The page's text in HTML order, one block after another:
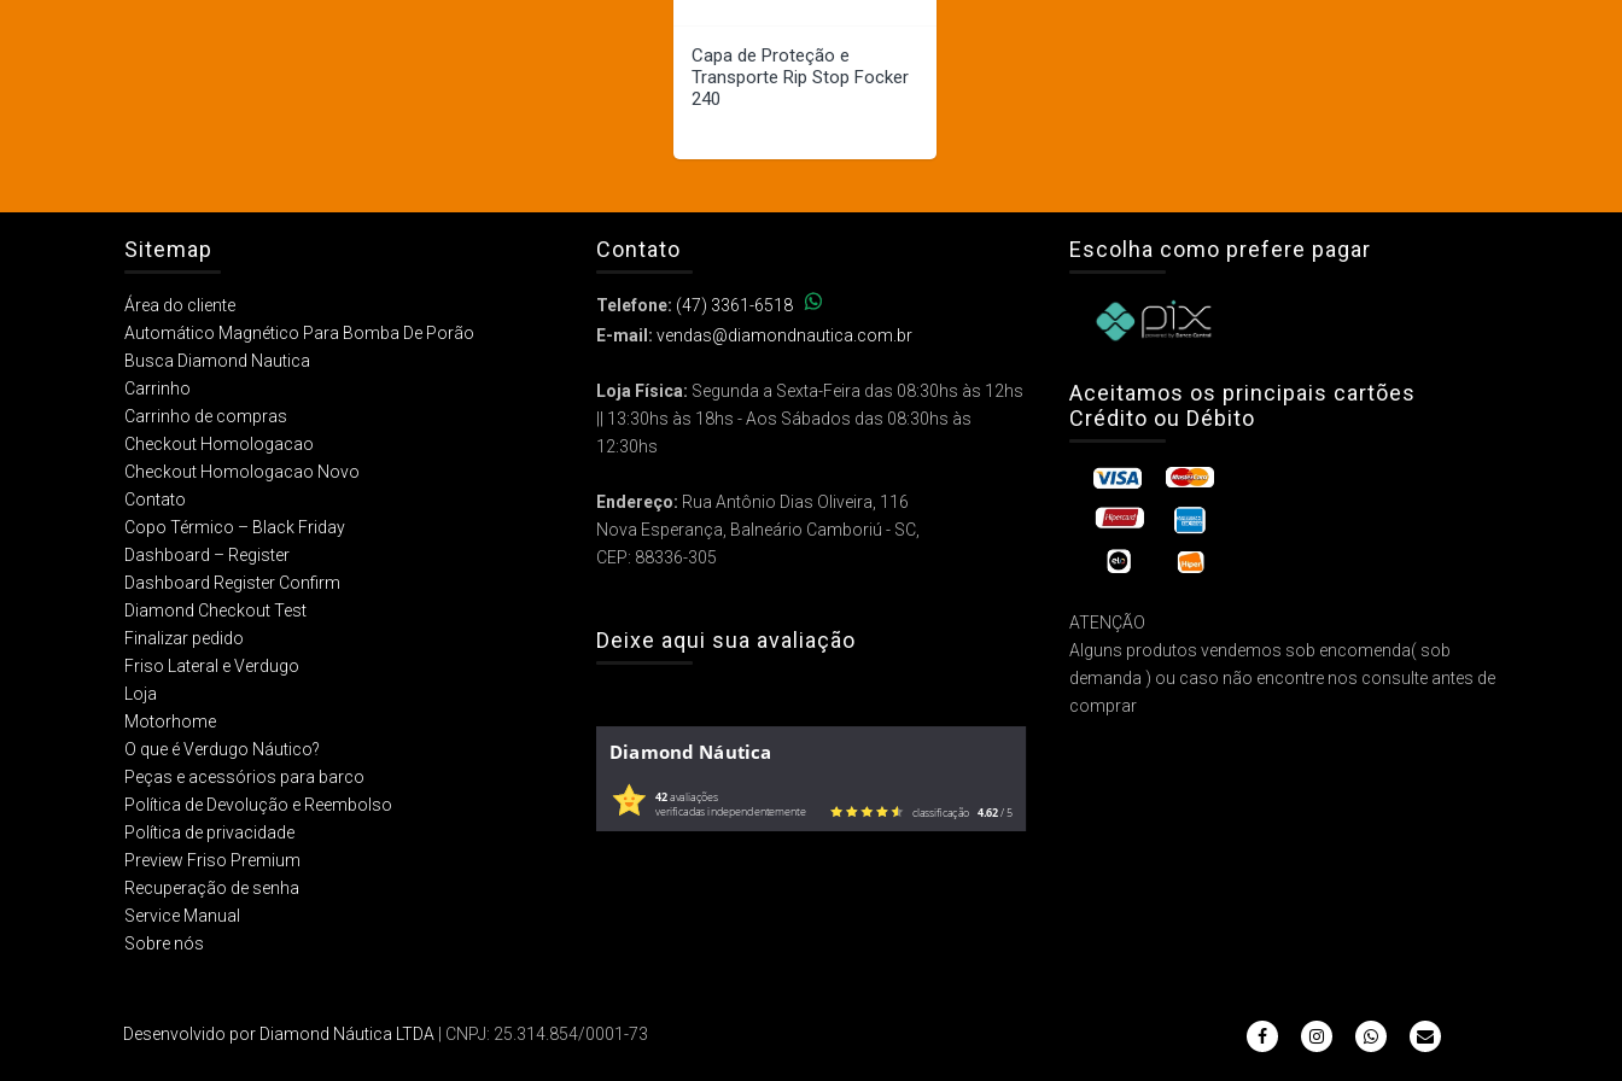
Capa de Proteção e
Transporte Rip Stop Focker
240
Sitemap
Área do cliente
Automático Magnético Para Bomba De Porão
Busca Diamond Nautica
Carrinho
Carrinho de compras
Checkout Homologacao
Checkout Homologacao Novo
Contato
Copo Térmico – Black Friday
Dashboard – Register
Dashboard Register Confirm
Diamond Checkout Test
Finalizar pedido
Friso Lateral e Verdugo
Loja
Motorhome
O que é Verdugo Náutico?
Peças e acessórios para barco
Política de Devolução e Reembolso​
Política de privacidade
Preview Friso Premium
Recuperação de senha
Service Manual
Sobre nós
Contato
Telefone: (47) 3361-6518
E-mail: vendas@diamondnautica.com.br
Loja Física: Segunda a Sexta-Feira das 08:30hs às 12hs
|| 13:30hs às 18hs - Aos Sábados das 08:30hs às
12:30hs
Endereço: Rua Antônio Dias Oliveira, 116
Nova Esperança, Balneário Camboriú - SC,
CEP: 88336-305
Deixe aqui sua avaliação
Diamond Náutica
42avaliações
verificadas independentemente
classificação 4.62/ 5
Escolha como prefere pagar
Aceitamos os principais cartões
Crédito ou Débito
ATENÇÃO
Alguns produtos vendemos sob encomenda( sob
demanda ) ou caso não encontre nos consulte antes de
comprar
Desenvolvido por Diamond Náutica LTDA | CNPJ: 25.314.854/0001-73